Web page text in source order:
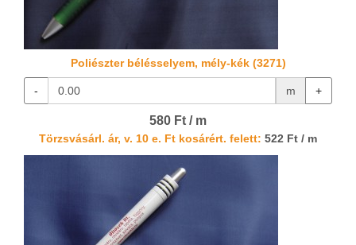
Poliészter bélésselyem, mély-kék (3271)
- m +
580 Ft / m
Törzsvásárl. ár, v. 10 e. Ft kosárért. felett: 522 Ft / m